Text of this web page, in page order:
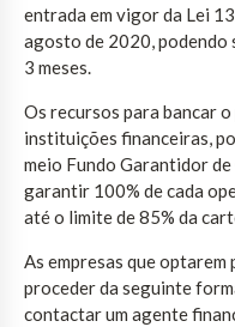
entrada em vigor da Lei
agosto de 2020, podendo
3 meses.
Os recursos para bancar
instituições financeiras,
meio Fundo Garantidor
garantir 100% de cada
até o limite de 85% da
As empresas que
proceder da seguinte
contactar um agente